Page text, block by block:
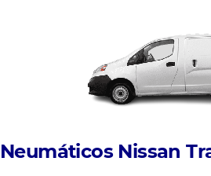
Neumáticos Nissan